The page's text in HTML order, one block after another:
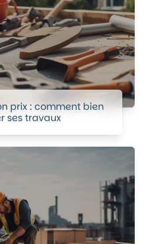
prix : comment bien
ses travaux